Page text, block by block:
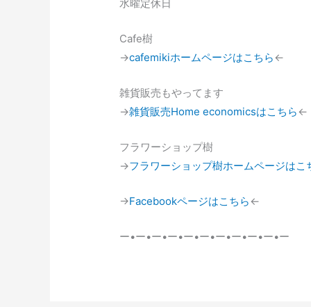
水曜定休日
Cafe樹
→cafemikiホームページはこちら←
雑貨販売もやってます
→雑貨販売Home economicsはこちら←
フラワーショップ樹
→フラワーショップ樹ホームページはこ
→Facebookページはこちら←
ー•ー•ー•ー•ー•ー•ー•ー•ー•ー•ー